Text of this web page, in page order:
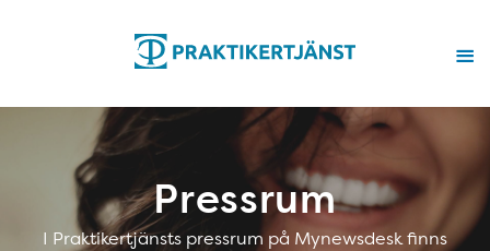
Pressrum
I Praktikertjänsts pressrum på Mynewsdesk finns